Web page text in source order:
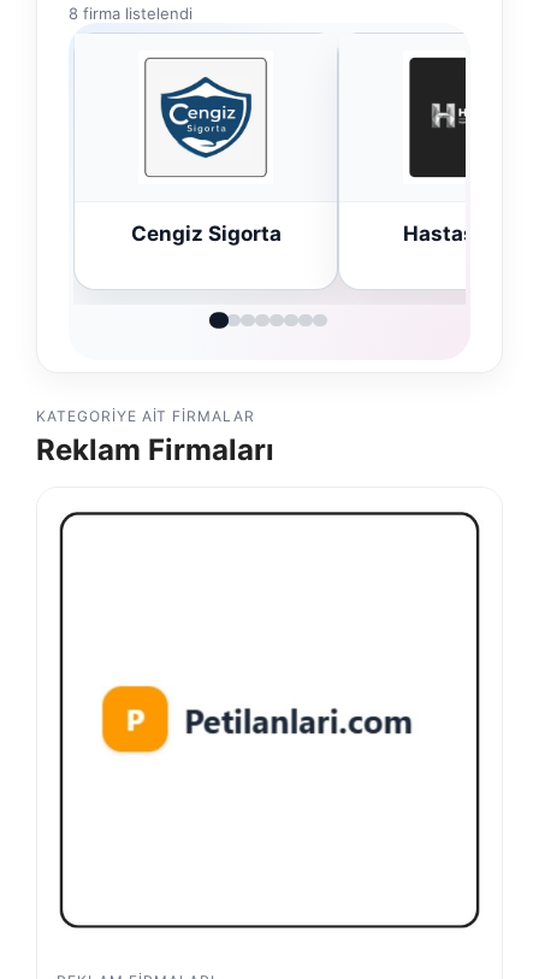
8 firma listelendi
Hastaş Beton
Bulkoon
KATEGORIYE AIT FIRMALAR
Reklam Firmaları